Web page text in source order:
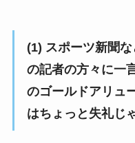
(1) スポーツ新聞
の記者の方々に一
のゴールドアリュ
はちょっと失礼じ